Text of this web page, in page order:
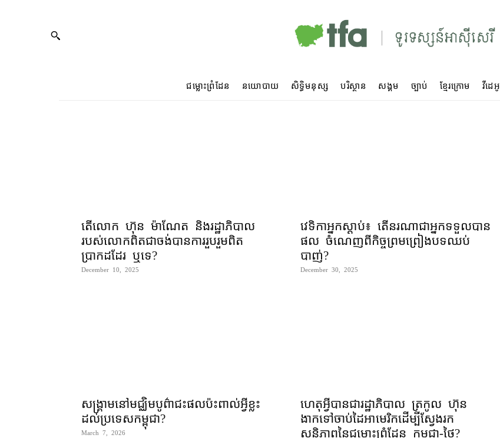
ជម្លោះព្រំដែន នយោបាយ សិទ្ធិមនុស្ស បរិស្ថាន សង្គម ច្បាប់ ខ្មែរក្រោម វីដេអូ
តើ​លោក ហ៊ុន ម៉ាណែត និងរដ្ឋាភិបាល
របស់លោកពិតជាចង់បានការរួបរួមពិត
ប្រាកដដែរ ឬទេ?
December 10, 2025
វេទិកាអ្នកស្ដាប់៖ តើ​នរណា​ជា​អ្នក​ទទួល​បាន​
ផល ចំណេញ​ពី​កិច្ចព្រមព្រៀង​បទឈប់
បាញ់?
December 30, 2025
សង្គ្រាមនៅមជ្ឈិមបូព៌ាជះផលប៉ះពាល់អ្វីខ្លះ
ដល់ប្រទេសកម្ពុជា?
March 7, 2026
ហេតុអ្វីបានជារដ្ឋាភិបាល ត្រកូល ហ៊ុន
ងាក​ទៅ​ចាប់​ដៃ​អាមេរិក​ដើម្បី​ស្វែងរក​
សន្តិភាព​នៃ​ជម្លោះ​ព្រំដែន កម្ពុជា-ថៃ?